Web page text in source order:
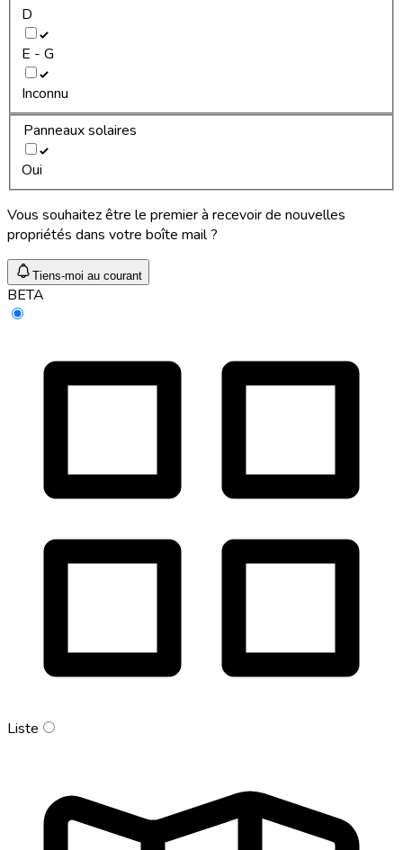
D
E - G
Inconnu
Panneaux solaires
Oui
Vous souhaitez être le premier à recevoir de nouvelles
propriétés dans votre boîte mail ?
Tiens-moi au courant
BETA
Liste